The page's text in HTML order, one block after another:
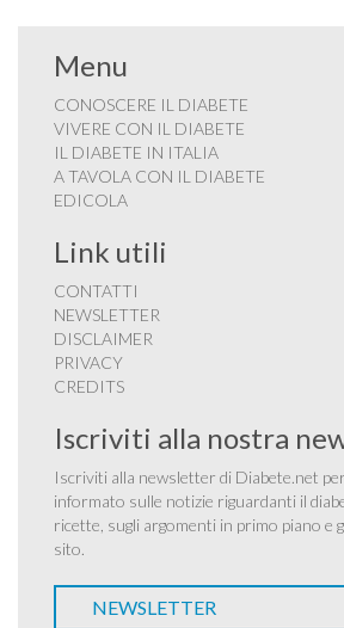
Menu
CONOSCERE IL DIABETE
VIVERE CON IL DIABETE
IL DIABETE IN ITALIA
A TAVOLA CON IL DIABETE
EDICOLA
Link utili
CONTATTI
NEWSLETTER
DISCLAIMER
PRIVACY
CREDITS
Iscriviti alla nostra
Iscriviti alla newsletter di Diabete.net
informato sulle notizie riguardanti il
ricette, sugli argomenti in primo piano e
sito.
NEWSLETTER